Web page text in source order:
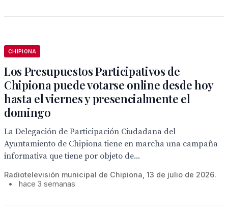
CHIPIONA
Los Presupuestos Participativos de
Chipiona puede votarse online desde hoy
hasta el viernes y presencialmente el
domingo
La Delegación de Participación Ciudadana del
Ayuntamiento de Chipiona tiene en marcha una campaña
informativa que tiene por objeto de...
Radiotelevisión municipal de Chipiona, 13 de julio de 2026.
•
hace 3 semanas